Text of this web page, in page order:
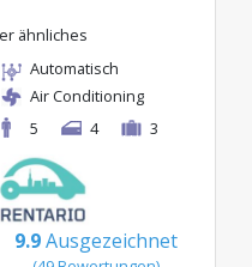
ähnliches
Automatisch
Air Conditioning
5
4 3
9.9Ausgezeichnet